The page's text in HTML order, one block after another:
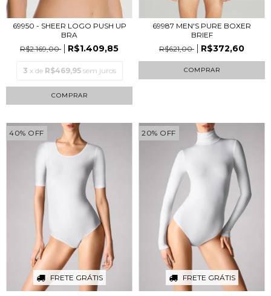
69950 - SHEER LOGO PUSH UP
BRA
R$2.169,00
R$1.409,85
3 x de R$469,95 sem juros
COMPRAR
69987 MEN'S PURE BOXER
BRIEF
R$621,00
R$372,60
COMPRAR
40% OFF
FRETE GRÁTIS
20% OFF
FRETE GRÁTIS